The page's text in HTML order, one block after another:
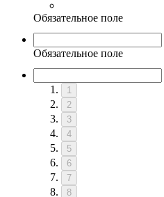
Обязательное поле
Обязательное поле
1
2
3
4
5
6
7
8